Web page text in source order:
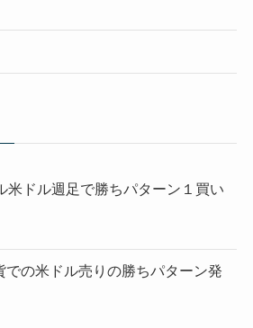
米ドル週足で勝ちパターン１買い
での米ドル売りの勝ちパターン発